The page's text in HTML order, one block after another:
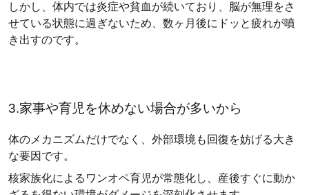
しかし、体内では炎症や貧血が続いており、脳が無理をさ
せている状態に過ぎないため、数ヶ月後にドッと疲れが噴
き出すのです。
3.家事や育児を休めない場合が多いから
体のメカニズムだけでなく、外部環境も回復を妨げる大き
な要因です。
核家族化によるワンオペ育児が常態化し、産後すぐに動か